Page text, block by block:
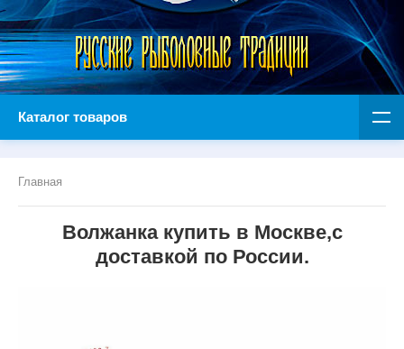
Каталог товаров
Главная
Волжанка купить в Москве,с
доставкой по России.